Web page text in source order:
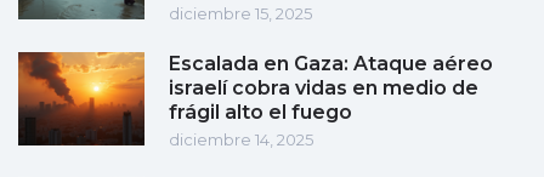
diciembre 15, 2025
Escalada en Gaza: Ataque aéreo
israelí cobra vidas en medio de
frágil alto el fuego
diciembre 14, 2025